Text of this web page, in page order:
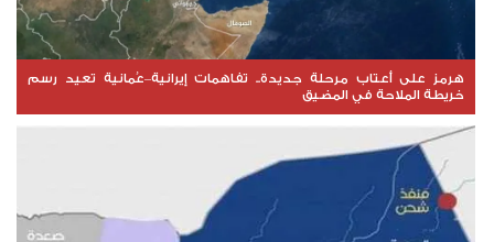
هرمز على أعتاب مرحلة جديدة.. تفاهمات إيرانية–عُمانية تعيد رسم
خريطة الملاحة في المضيق